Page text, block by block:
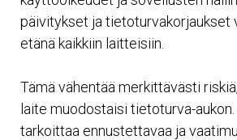
päivitykset ja tietoturvakorjaukset
etänä kaikkiin laitteisiin.
Tämä vähentää merkittävästi
laite muodostaisi tietoturva-
tarkoittaa ennustettavaa ja